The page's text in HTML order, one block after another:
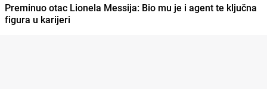
Preminuo otac Lionela Messija: Bio mu je i agent te ključna
figura u karijeri